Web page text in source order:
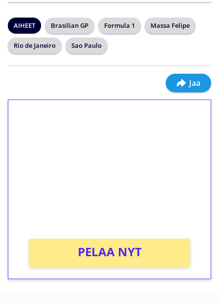
AIHEET Brasilian GP Formula 1 Massa Felipe
Rio de Janeiro Sao Paulo
Jaa
PELAA NYT